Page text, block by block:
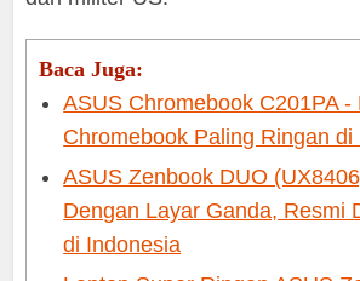
Baca Juga:
ASUS Chromebook C201PA -
Chromebook Paling Ringan di
ASUS Zenbook DUO
Dengan Layar Ganda, Resmi
di Indonesia